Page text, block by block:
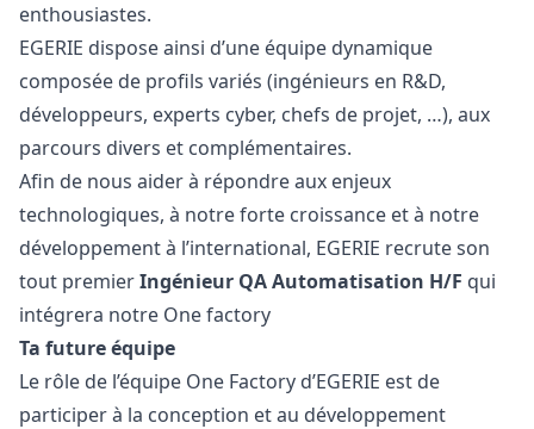
enthousiastes.
EGERIE dispose ainsi d’une équipe dynamique
composée de profils variés (ingénieurs en R&D,
développeurs, experts cyber, chefs de projet, …), aux
parcours divers et complémentaires.
Afin de nous aider à répondre aux enjeux
technologiques, à notre forte croissance et à notre
développement à l’international, EGERIE recrute son
tout premierIngénieur QAAutomatisation H/F qui
intégrera notre One factory
Ta future équipe
Le rôle de l’équipe One Factory d’EGERIE est de
participer à la conception et au développement